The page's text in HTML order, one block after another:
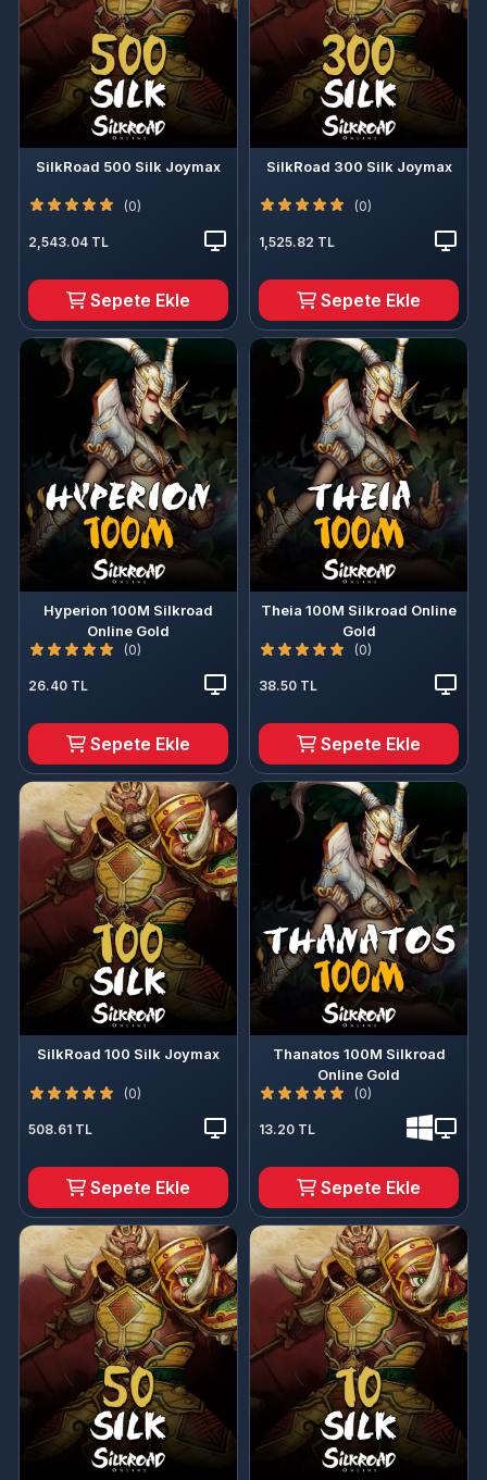
SilkRoad 500 Silk Joymax
(0)
2,543.04 TL
Sepete Ekle
SilkRoad 300 Silk Joymax
(0)
1,525.82 TL
Sepete Ekle
Hyperion 100M Silkroad
Online Gold
(0)
26.40 TL
Sepete Ekle
Theia 100M Silkroad Online
Gold
(0)
38.50 TL
Sepete Ekle
SilkRoad 100 Silk Joymax
(0)
508.61 TL
Sepete Ekle
Thanatos 100M Silkroad
Online Gold
(0)
13.20 TL
Sepete Ekle